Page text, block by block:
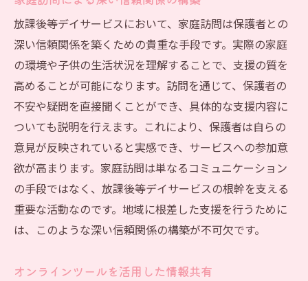
放課後等デイサービスにおいて、家庭訪問は保護者との
深い信頼関係を築くための貴重な手段です。実際の家庭
の環境や子供の生活状況を理解することで、支援の質を
高めることが可能になります。訪問を通じて、保護者の
不安や疑問を直接聞くことができ、具体的な支援内容に
ついても説明を行えます。これにより、保護者は自らの
意見が反映されていると実感でき、サービスへの参加意
欲が高まります。家庭訪問は単なるコミュニケーション
の手段ではなく、放課後等デイサービスの根幹を支える
重要な活動なのです。地域に根差した支援を行うために
は、このような深い信頼関係の構築が不可欠です。
オンラインツールを活用した情報共有